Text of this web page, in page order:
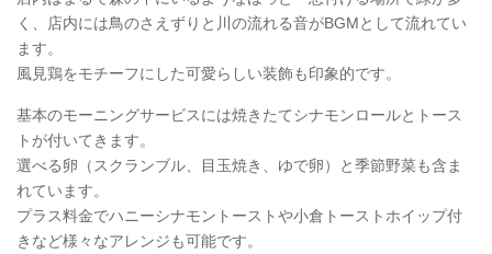
く、店内には鳥のさえずりと川の流れる音がBGMとして流れてい
ます。
風見鶏をモチーフにした可愛らしい装飾も印象的です。
基本のモーニングサービスには焼きたてシナモンロールとトース
トが付いてきます。
選べる卵（スクランブル、目玉焼き、ゆで卵）と季節野菜も含ま
れています。
プラス料金でハニーシナモントーストや小倉トーストホイップ付
きなど様々なアレンジも可能です。